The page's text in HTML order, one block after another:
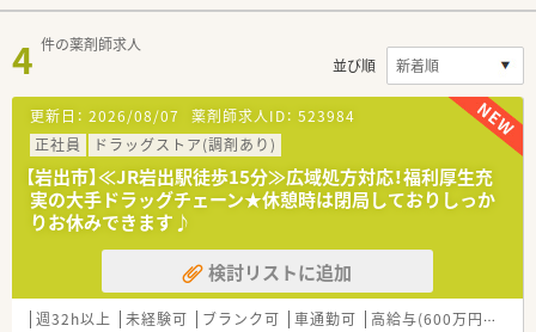
4 件の薬剤師求人
並び順
更新日： 2026/08/07 薬剤師求人ID： 523984
正社員
ドラッグストア(調剤あり)
【岩出市】≪JR岩出駅徒歩15分≫広域処方対応！福利厚生充
実の大手ドラッグチェーン★休憩時は閉局しておりしっか
りお休みできます♪
検討リストに追加
週32h以上 未経験可 ブランク可 車通勤可 高給与(600万円以上)